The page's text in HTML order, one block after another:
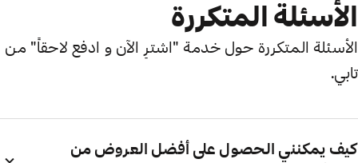
الأسئلة المتكررة
الأسئلة المتكررة حول خدمة "اشترِ الآن و ادفع لاحقاً" من
تابي.
كيف يمكنني الحصول على أفضل العروض من